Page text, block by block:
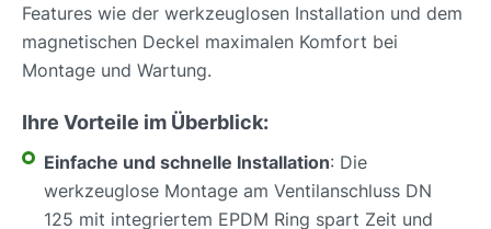
Features wie der werkzeuglosen Installation und dem
magnetischen Deckel maximalen Komfort bei
Montage und Wartung.
Ihre Vorteile im Überblick:
Einfache und schnelle Installation: Die
werkzeuglose Montage am Ventilanschluss DN
125 mit integriertem EPDM Ring spart Zeit und